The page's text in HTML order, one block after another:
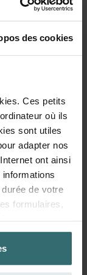
des cookies
Ces petits
où ils
sont utiles
adapter nos
ont ainsi
de votre
formulaires,
Internet. La
-
ventilation des
(G4) / CRS
ComfoAir 225
jours ouvrables
TVA incluse